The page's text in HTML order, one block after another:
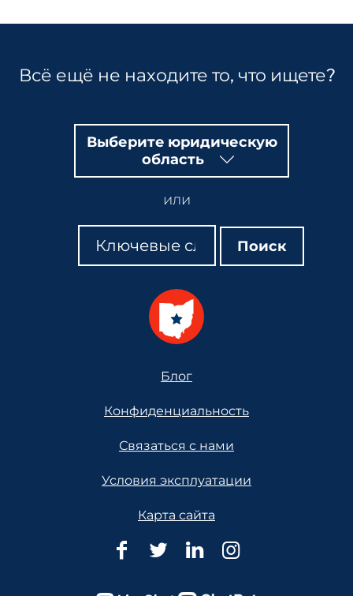
Всё ещё не находите то, что ищете?
Выберите юридическую
область
или
Поиск
Поиск Поиск
Блог
Конфиденциальность
Связаться с нами
Условия эксплуатации
Карта сайта
Юридическая
Юридическая
Юридическая